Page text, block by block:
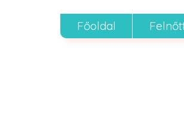
Főoldal